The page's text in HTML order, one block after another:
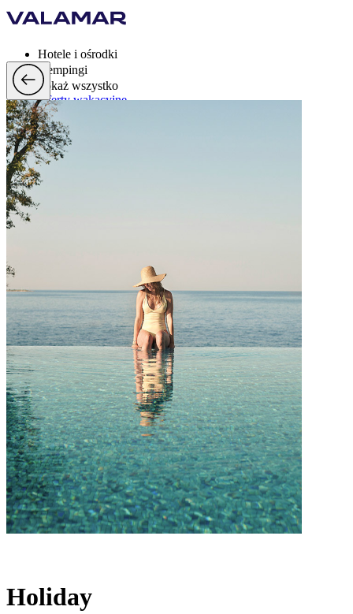
Hotele i ośrodki
Kempingi
Pokaż wszystko
Oferty wakacyjne
Valamar Rewards
Mark
Więcej
pl, EUR
Holiday